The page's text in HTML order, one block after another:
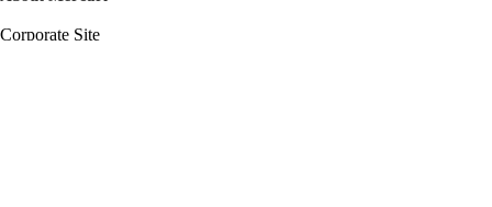
Corporate Site